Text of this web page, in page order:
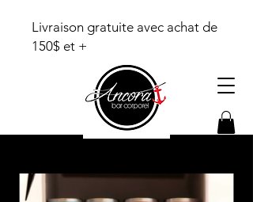
Livraison gratuite avec achat de
150$ et +